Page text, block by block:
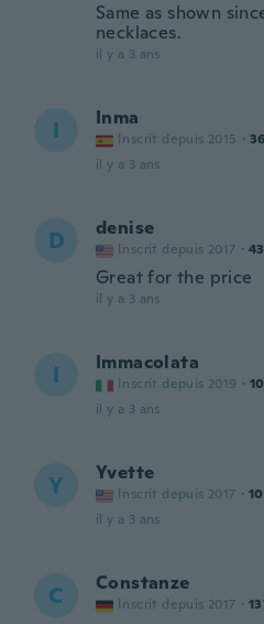
Same as shown
necklaces.
il y a 3 ans
I Inma
Inscrit depuis 2015 · 36
il y a 3 ans
D denise
Inscrit depuis 2017 · 43
Great for the price
il y a 3 ans
I Immacolata
Inscrit depuis 2019 ·
il y a 3 ans
Y Yvette
Inscrit depuis 2017 · 10
il y a 3 ans
C Constanze
Inscrit depuis 2017 ·